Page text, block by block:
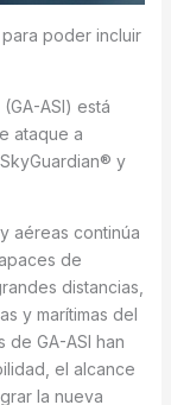
poder incluir
ASI) está
ataque a
y
aéreas continúa
de
distancias,
y marítimas del
GA-ASI han
el alcance
la nueva